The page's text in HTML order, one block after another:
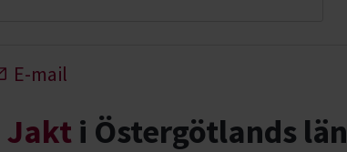
E-mail
Jakt i Östergötlands län